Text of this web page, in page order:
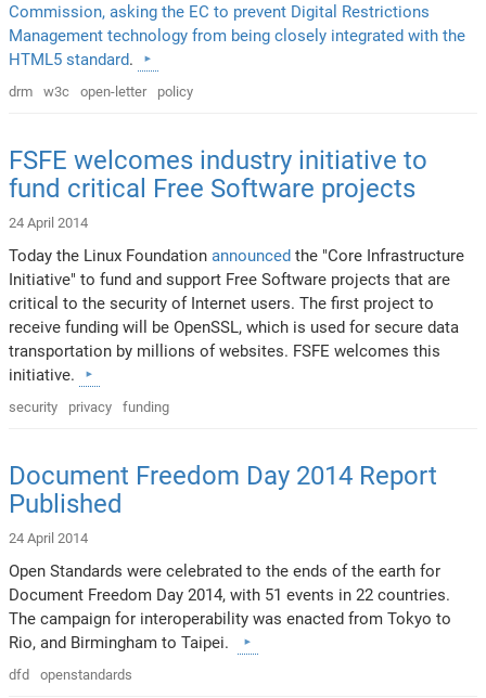
Commission, asking the EC to prevent Digital Restrictions
Management technology from being closely integrated with the
HTML5 standard.
drm w3c open-letter policy
FSFE welcomes industry initiative to
fund critical Free Software projects
24 April 2014
Today the Linux Foundationannounced the "Core Infrastructure
Initiative" to fund and support Free Software projects that are
critical to the security of Internet users. The first project to
receive funding will be OpenSSL, which is used for secure data
transportation by millions of websites. FSFE welcomes this
initiative.
security privacy funding
Document Freedom Day 2014 Report
Published
24 April 2014
Open Standards were celebrated to the ends of the earth for
Document Freedom Day 2014, with 51 events in 22 countries.
The campaign for interoperability was enacted from Tokyo to
Rio, and Birmingham to Taipei.
dfd openstandards